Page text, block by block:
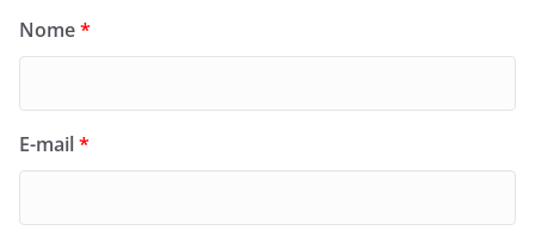
Nome*
E-mail*